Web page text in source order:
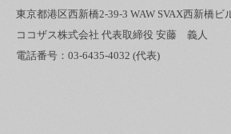
東京都港区西新橋2-39-3 WAW SVAX西新橋ビ
ココザス株式会社 代表取締役 安藤 義人
電話番号：03-6435-4032 (代表)